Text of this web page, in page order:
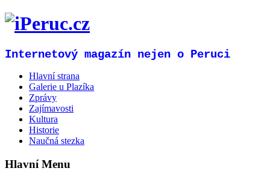
Internetový magazín nejen o Peruci
Hlavní strana
Galerie u Plazíka
Zprávy
Zajímavosti
Kultura
Historie
Naučná stezka
Hlavní Menu